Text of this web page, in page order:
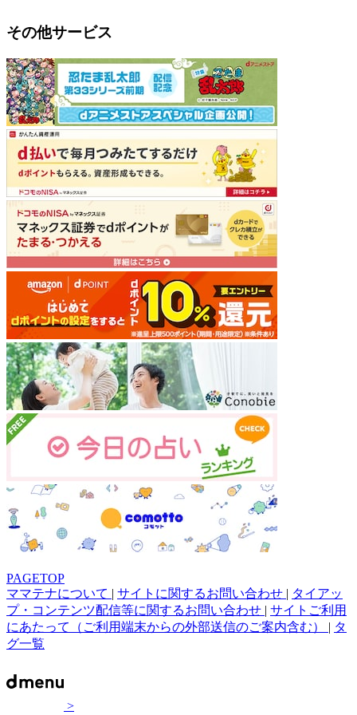
その他サービス
PAGETOP
ママテナについて | サイトに関するお問い合わせ | タイアッ
プ・コンテンツ配信等に関するお問い合わせ | サイトご利用
にあたって（ご利用端末からの外部送信のご案内含む） | タ
グ一覧
>